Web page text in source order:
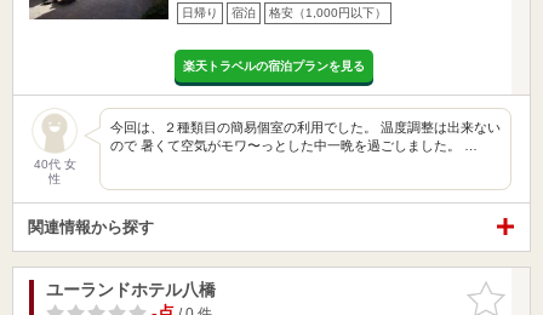
日帰り 宿泊 格安（1,000円以下）
楽天トラベルの宿泊プランを見る
40代 女
性
今回は、２種類目の簡易個室の利用でした。 温度調整は出来ない
ので 暑くて空気がモワ〜っとした中一晩を過ごしました。 …
関連情報から探す
お気に入
りに追加
ユーランドホテル八橋